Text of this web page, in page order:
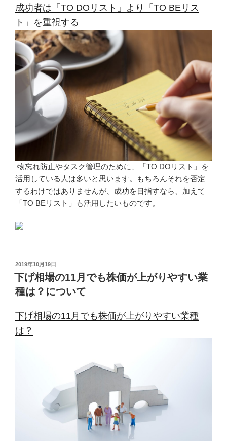
成功者は「TO DOリスト」より「TO BEリス
ト」を重視する
物忘れ防止やタスク管理のために、「TO DOリスト」を
活用している人は多いと思います。もちろんそれを否定
するわけではありませんが、成功を目指すなら、加えて
「TO BEリスト」も活用したいものです。
投
稿
日:
2019年10月19日
下げ相場の11月でも株価が上がりやすい業
種は？について
下げ相場の11月でも株価が上がりやすい業種
は？